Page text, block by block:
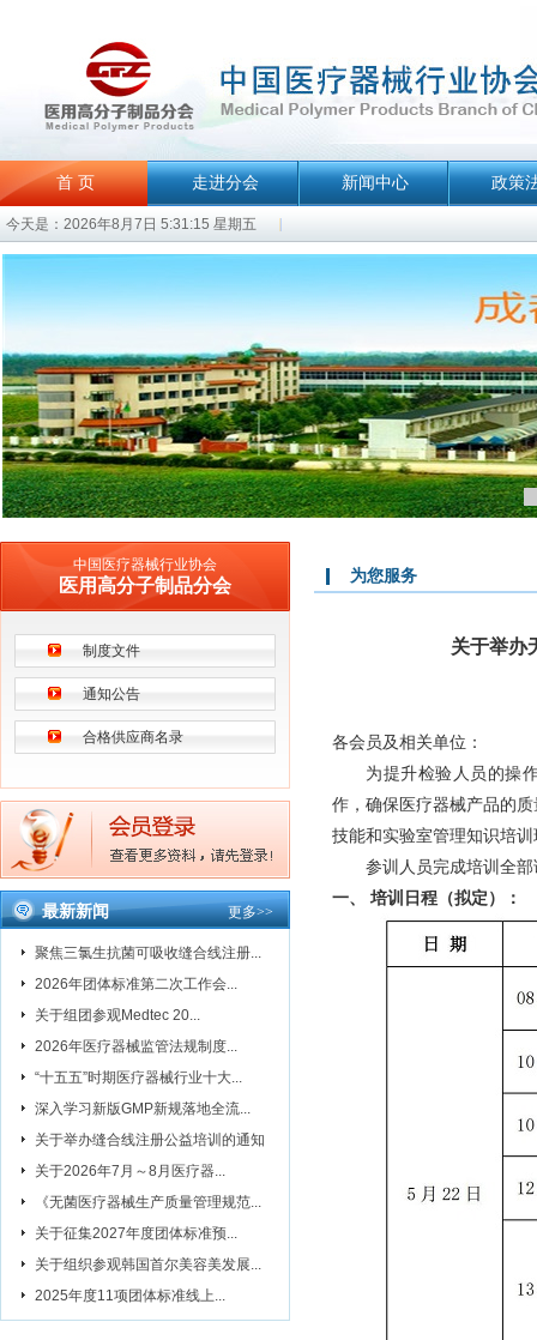
首 页
今天是：2026年8月7日 5:31:15 星期五
走进分会 新闻中心 政策
中国医疗器械行业协会
医用高分子制品分会
制度文件
通知公告
合格供应商名录
最新新闻 更多>>
聚焦三氯生抗菌可吸收缝合线注册...
2026年团体标准第二次工作会...
关于组团参观Medtec 20...
2026年医疗器械监管法规制度...
“十五五”时期医疗器械行业十大...
深入学习新版GMP新规落地全流...
关于举办缝合线注册公益培训的通知
关于2026年7月～8月医疗器...
《无菌医疗器械生产质量管理规范...
关于征集2027年度团体标准预...
关于组织参观韩国首尔美容美发展...
2025年度11项团体标准线上...
为您服务
关于举办
各会员及相关单位：
为提升检验人员的操
作，确保医疗器械产品的
技能和实验室管理知识培训
参训人员完成培训全
一、 培训日程（拟定）：